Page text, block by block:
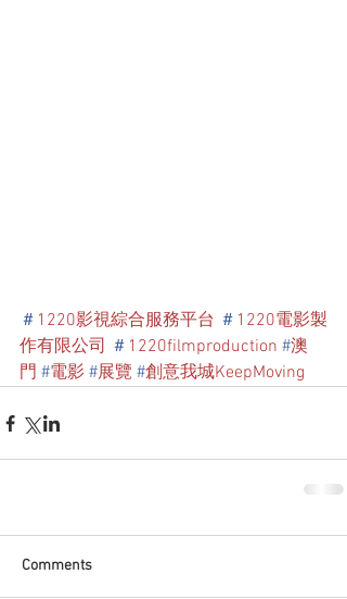
＃ 1220影視綜合服務平台 ＃ 1220電影製
作有限公司 ＃ 1220filmproduction #澳
門 #電影 #展覽 #創意我城KeepMoving
Comments